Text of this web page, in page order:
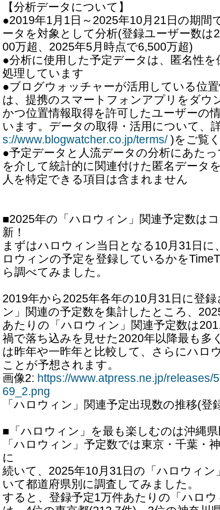
【分析データについて】
●2019年1月1日～2025年10月21日の期間
ータを対象として分析(登録ユーザー数は
00万超、2025年5月時点で6,500万超)
●分析に使用した予定データは、匿名性
処理しています
●ブログウォッチャーが活用している位
は、提携のスマートフォンアプリをダウ
かつ位置情報取得を許可したユーザーの
います。データの取得・活用について、
s://www.blogwatcher.co.jp/terms/)をご覧
●予定データと人流データの分析にあた
を介して統計的に関連付けた匿名データ
人を特定できる項目は含まれません
■2025年の「ハロウィン」関連予定数は
新！
まずはハロウィン当日となる10月31日
ロウィンの予定を登録しているかを
ら調べてみました。
2019年から2025年各年の10月31日に登
ン」関連の予定数を集計したところ、
あたりの「ハロウィン」関連予定数は
禍で落ち込みを見せた2020年以降最も多
は昨年や一昨年と比較して、さらにハロ
ことが予想されます。
画像2: https://www.atpress.ne.jp/releases/
69_2.png
「ハロウィン」関連予定出現数の推移(登
■「ハロウィン」を最も楽しむのは沖縄
「ハロウィン」予定数では東京・千葉・
に
続いて、2025年10月31日の「ハロウィン
いて都道府県別に調査してみました。
すると、登録予定1万件あたりの「ハロ